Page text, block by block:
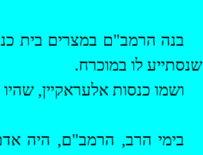
‏בנה הרמב"ם במצרים בית
שנסתייע לו במוכרח.
ושמו כנסות אלעראקיין,
‏בימי הרב, הרמב"ם, היה